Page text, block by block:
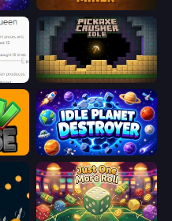
Merge Miner
Pickaxe Crusher Idle
Idle Planet Destroyer